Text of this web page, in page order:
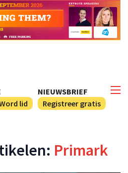
NIEUWSBRIEF
Registreer gratis
lid
Primark